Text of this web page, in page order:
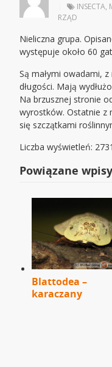
INSECTA,
RZĄD
Nieliczna grupa.
występuje około 60
Są małymi owadami,
długości. Mają
Na brzusznej stronie
wyrostków. Ostatnie z
się szczątkami
Liczba wyświetleń: 2731
Powiązane wpisy
Blattodea –
karaczany